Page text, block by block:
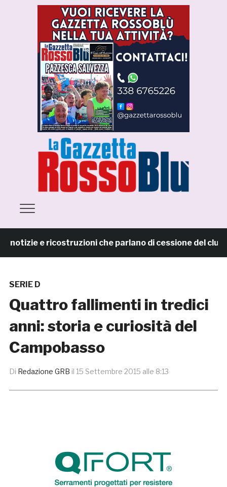
e ricostruzioni che parlano di cessione del club. IL
SERIE D
Quattro fallimenti in tredici
anni: storia e curiosità del
Campobasso
Di Redazione GRB il 15 Settembre 2015 alle 8:13